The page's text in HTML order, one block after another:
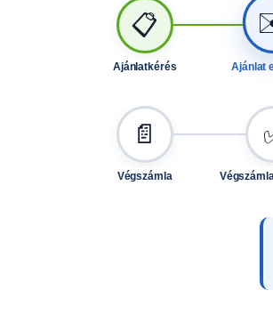
📋
Ajánlatkérés Ajánlat
📄
Végszámla